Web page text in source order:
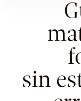
sin